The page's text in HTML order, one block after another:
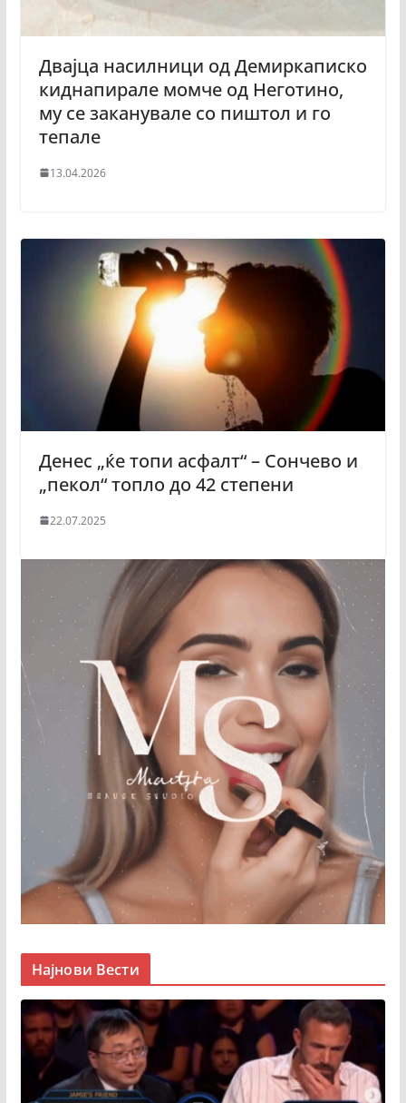
Двајца насилници од Демиркаписко
киднапирале момче од Неготино,
му се заканувале со пиштол и го
тепале
13.04.2026
Денес „ќе топи асфалт“ – Сончево и
„пекол“ топло до 42 степени
22.07.2025
Најнови Вести